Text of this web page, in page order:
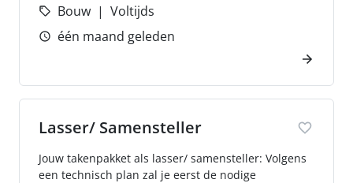
Bouw
Voltijds
één maand geleden
Lasser/ Samensteller
Jouw takenpakket als lasser/ samensteller: Volgens
een technisch plan zal je eerst de nodige